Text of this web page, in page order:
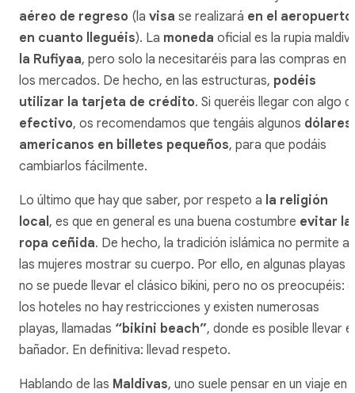
aéreo de regreso (la visa se realizará en el aeropuerto
en cuanto lleguéis). La moneda oficial es la rupia
la Rufiyaa, pero solo la necesitaréis para las compras en
los mercados. De hecho, en las estructuras, podéis
utilizar la tarjeta de crédito. Si queréis llegar con algo
efectivo, os recomendamos que tengáis algunos dólares
americanos en billetes pequeños, para que podáis
cambiarlos fácilmente.
Lo último que hay que saber, por respeto a la religión
local , es que en general es una buena costumbre evitar la
ropa ceñida. De hecho, la tradición islámica no permite a
las mujeres mostrar su cuerpo. Por ello, en algunas playas
no se puede llevar el clásico bikini, pero no os preocupéis:
los hoteles no hay restricciones y existen numerosas
playas, llamadas “bikini beach”, donde es posible llevar el
bañador. En definitiva: llevad respeto.
Hablando de las Maldivas, uno suele pensar en un viaje en